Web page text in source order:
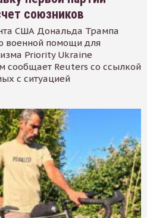
союзников
США Дональда Трампа
военной помощи для
Priority Ukraine
сообщает Reuters со ссылкой
с ситуацией